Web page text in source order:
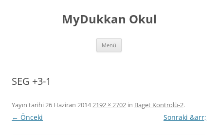
MyDukkan Okul
Menü
SEG +3-1
Yayın tarihi26 Haziran 20142192 × 2702 in Baget Kontrolü-2.
← Önceki Sonraki &arr;